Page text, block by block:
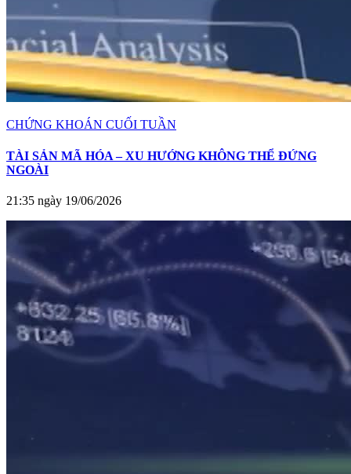
CHỨNG KHOÁN CUỐI TUẦN
TÀI SẢN MÃ HÓA – XU HƯỚNG KHÔNG THỂ ĐỨNG
NGOÀI
21:35 ngày 19/06/2026